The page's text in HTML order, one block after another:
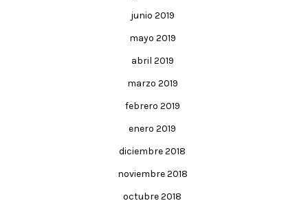
junio 2019
mayo 2019
abril 2019
marzo 2019
febrero 2019
enero 2019
diciembre 2018
noviembre 2018
octubre 2018